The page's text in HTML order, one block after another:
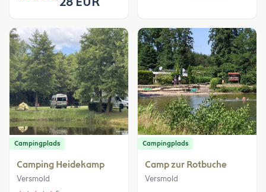
Campingplads
Camping Heidekamp
Versmold
Campingplads
Camp zur Rotbuche
Versmold